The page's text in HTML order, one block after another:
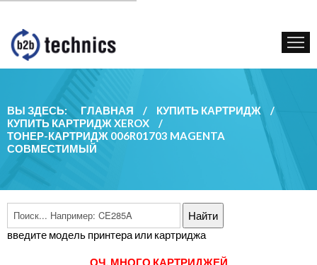
КУПИТЬ КАРТРИДЖ
ГОС. УЧРЕЖДЕНИЯМ
КОНТАКТЫ
ВЫ ЗДЕСЬ: ГЛАВНАЯ / КУПИТЬ КАРТРИДЖ
/
КУПИТЬ КАРТРИДЖ XEROX
/
ТОНЕР-КАРТРИДЖ 006R01703 MAGENTA
СОВМЕСТИМЫЙ
введите модель принтера или картриджа
ОЧ. МНОГО КАРТРИДЖЕЙ